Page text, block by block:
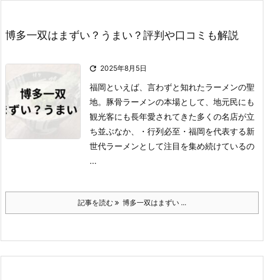
博多一双はまずい？うまい？評判や口コミも解説
 2025年8月5日
福岡といえば、言わずと知れたラーメンの聖
地。 豚骨ラーメンの本場として、地元民にも
観光客にも長年愛されてきた多くの名店が立
ち並ぶなか、
・行列必至 ・福岡を代表する新
世代ラーメンとして注目を集め続けているの
...
記事を読む 博多一双はまずい ...